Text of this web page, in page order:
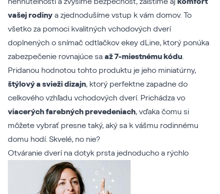
nehnuteľnosti a zvýšime bezpečnosť, zaistíme aj komfort
vašej rodiny a zjednodušíme vstup k vám domov. To
všetko za pomoci kvalitných vchodových dverí
doplnených o snímač odtlačkov ekey dLine, ktorý ponúka
zabezpečenie rovnajúce sa až 7-miestnému kódu.
Pridanou hodnotou tohto produktu je jeho miniatúrny,
štýlový a svieži dizajn, ktorý perfektne zapadne do
celkového vzhľadu vchodových dverí. Prichádza vo
viacerých farebných prevedeniach, vďaka čomu si
môžete vybrať presne taký, aký sa k vášmu rodinnému
domu hodí. Skvelé, no nie?
Otváranie dverí na dotyk prsta jednoducho a rýchlo